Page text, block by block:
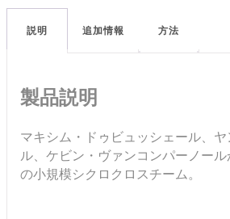
説明 追加情報 方法
製品説明
マキシム・ドゥビュッシェール、
ル、ケビン・ヴァンコンパーノー
の小規模シクロクロスチーム。